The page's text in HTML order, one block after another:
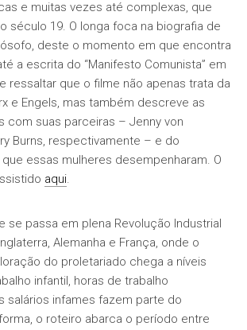
e muitas vezes até complexas, que
século 19. O longa foca na biografia de
deste o momento em que encontra
a escrita do “Manifesto Comunista” em
ressaltar que o filme não apenas trata da
e Engels, mas também descreve as
com suas parceiras – Jenny von
Burns, respectivamente – e do
essas mulheres desempenharam. O
aqui.
se passa em plena Revolução Industrial
Alemanha e França, onde o
do proletariado chega a níveis
infantil, horas de trabalho
salários infames fazem parte do
o roteiro abarca o período entre